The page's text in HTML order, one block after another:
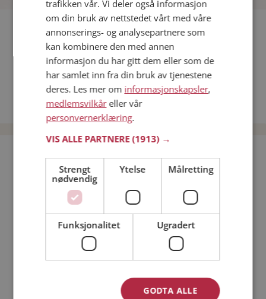
Fler single
Flere singlekvinner fra Lørenskog:Heidi,Tove,Helen
Menn fra Lørenskog
Date kvinner i Norge
Date menn i Norge
Bli medlem gratis!
Jeg er en: Mann Kvinne
Min alder:
trafikken vår. Vi deler også informasjon
om din bruk av nettstedet vårt med våre
annonserings- og analysepartnere som
kan kombinere den med annen
informasjon du har gitt dem eller som de
har samlet inn fra din bruk av tjenestene
deres. Les mer om informasjonskapsler,
medlemsvilkåreller vår
personvernerklæring.
VIS ALLE PARTNERE(1913) →
Strengt
nødvendig
Ytelse Målretting
Funksjonalitet Ugradert
GODTA ALLE